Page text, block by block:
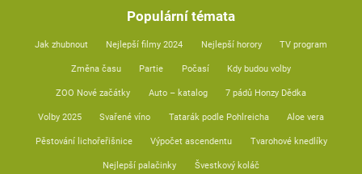
Populární témata
Jak zhubnout Nejlepší filmy 2024 Nejlepší horory TV program
Změna času Partie Počasí Kdy budou volby
ZOO Nové začátky Auto – katalog 7 pádů Honzy Dědka
Volby 2025 Svařené víno Tatarák podle Pohlreicha Aloe vera
Pěstování lichořeřišnice Výpočet ascendentu Tvarohové knedlíky
Nejlepší palačinky Švestkový koláč